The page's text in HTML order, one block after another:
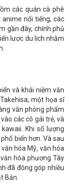
các quán cà phê
nổi tiếng, các
gần đây, chính phủ
lược du lịch nhằm
và khái niệm văn
một họa sĩ
văn phòng phẩm
các cô gái trẻ, và
Khi số lượng
biến hơn. Và sau
hóa Mỹ, văn hóa
hóa phương Tây
đã đóng góp nhiều
Bản.